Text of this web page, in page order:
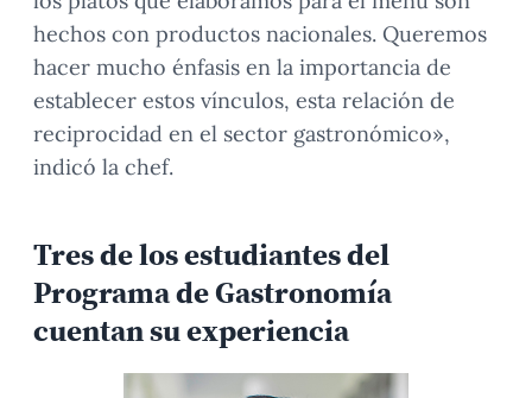
hechos con productos nacionales. Queremos
hacer mucho énfasis en la importancia de
establecer estos vínculos, esta relación de
reciprocidad en el sector gastronómico»,
indicó la chef.
Tres de los estudiantes del
Programa de Gastronomía
cuentan su experiencia